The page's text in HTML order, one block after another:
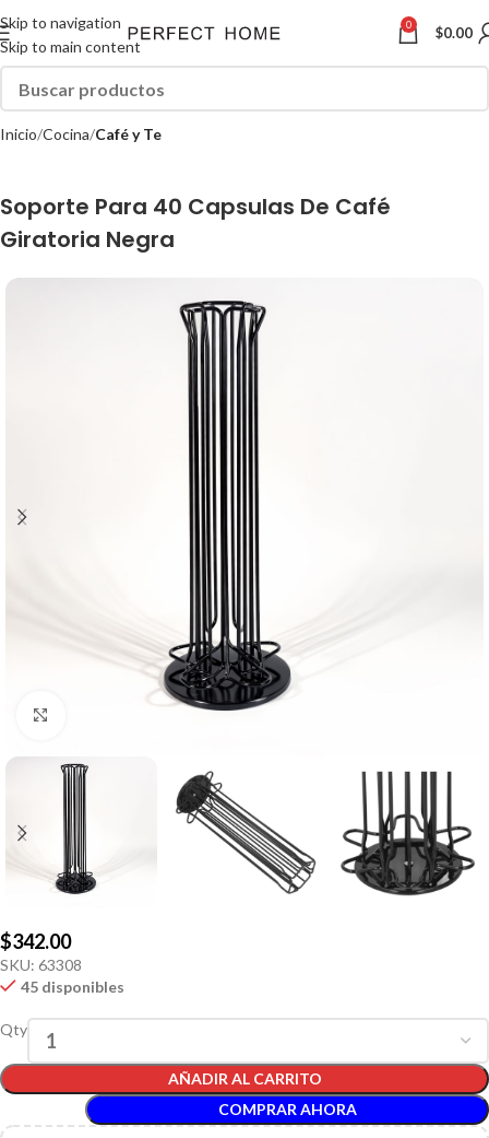
Skip to navigation
Skip to main content
0 $0.00
Inicio Cocina Café y Te
Soporte Para 40 Capsulas De Café
Giratoria Negra
$342.00
SKU: 63308
45 disponibles
Qty
AÑADIR AL CARRITO
COMPRAR AHORA